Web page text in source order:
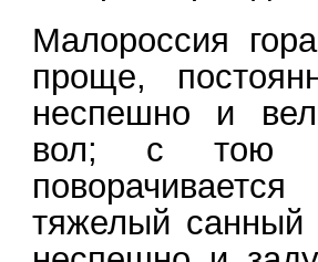
Малороссия
проще,
неспешно и
вол; с тою
тяжелый санный